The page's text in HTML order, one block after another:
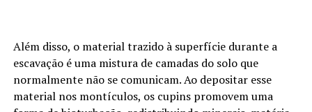
Além disso, o material trazido à superfície durante a
escavação é uma mistura de camadas do solo que
normalmente não se comunicam. Ao depositar esse
material nos montículos, os cupins promovem uma